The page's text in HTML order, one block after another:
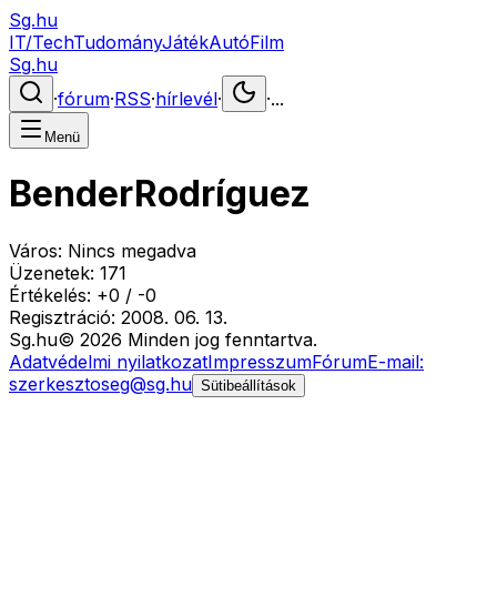
Sg.hu
IT/TechTudományJátékAutóFilm
Sg.hu
·fórum·RSS·hírlevél· ·...
Menü
BenderRodríguez
Város: Nincs megadva
Üzenetek: 171
Értékelés: +0 / -0
Regisztráció: 2008. 06. 13.
Sg.hu© 2026 Minden jog fenntartva.
Adatvédelmi nyilatkozatImpresszumFórumE-mail:
szerkesztoseg@sg.hu Sütibeállítások